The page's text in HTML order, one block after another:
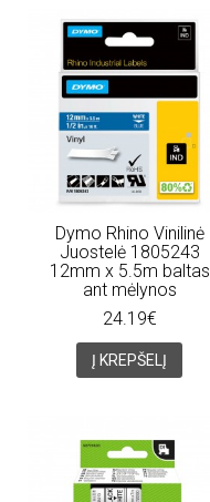
Dymo Rhino Vinilinė
Juostelė 1805243
12mm x 5.5m baltas
ant mėlynos
24.19€
Į KREPŠELĮ